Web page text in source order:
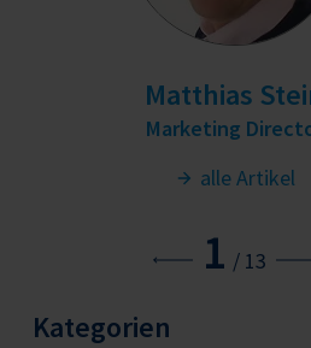
Matthias
Marketing
alle Artikel
1 / 13
Kategorien